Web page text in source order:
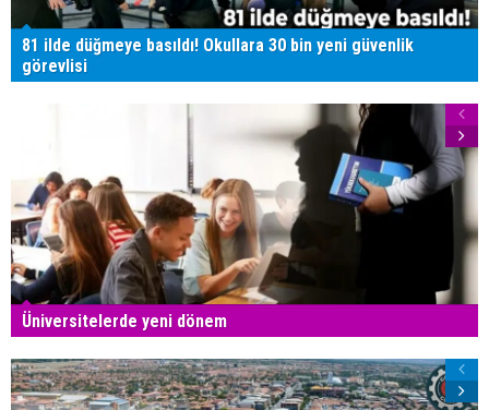
81 ilde düğmeye basıldı! Okullara 30 bin yeni güvenlik
görevlisi
Üniversitelerde yeni dönem